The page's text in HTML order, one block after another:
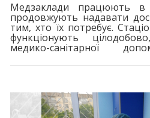
Медзаклади працюють в
продовжують надавати
тим, хто їх потребує.
функціонують
медико-санітарної
екстрену медичну допомогу.